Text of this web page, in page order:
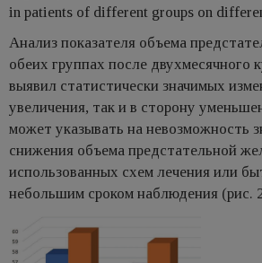
in patients of different groups on
Анализ показателя объема
обеих группах после двухмесячного
выявил статистически значимых
увеличения, так и в сторону
может указывать на невозможность
снижения объема предстательной
использованных схем лечения или
небольшим сроком наблюдения (рис.